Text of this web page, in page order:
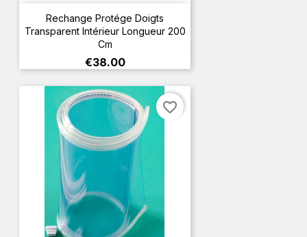
Rechange Protége Doigts
Transparent Intérieur Longueur 200
Cm
Price
€38.00
favorite_border